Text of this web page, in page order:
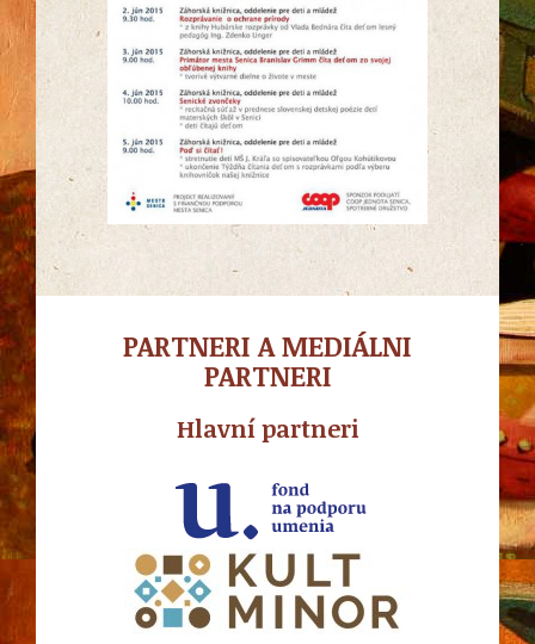
PARTNERI A MEDIÁLNI
PARTNERI
Hlavní partneri